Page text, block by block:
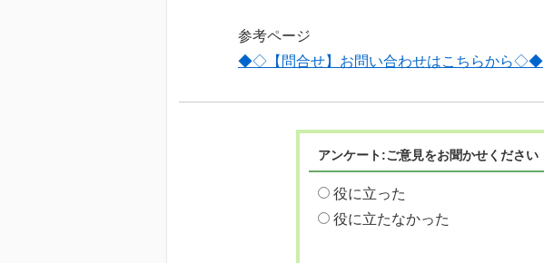
参考ページ
◆◇【問合せ】お問い合わせはこちらから◇◆
アンケート:ご意見をお聞かせください
役に立った
役に立たなかった